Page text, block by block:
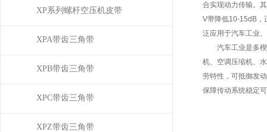
XP系列螺杆空压机皮带
XPA带齿三角带
XPB带齿三角带
XPC带齿三角带
XPZ带齿三角带
合实现动力传输。
V带降低10-15dB，
泛应用于汽车工业
汽车工业是多楔
机、空调压缩机、
劳特性，可抵御发
保障传动系统稳定